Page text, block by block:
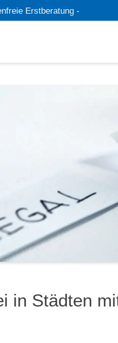
Erstberatung -
in Städten